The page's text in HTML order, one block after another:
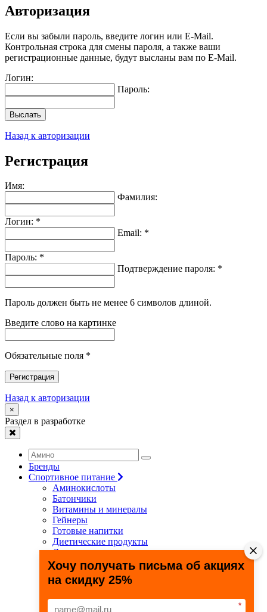
Авторизация
Если вы забыли пароль, введите логин или E-Mail.
Контрольная строка для смены пароля, а также ваши
регистрационные данные, будут высланы вам по E-Mail.
Логин:
Пароль:
Выслать
Назад к авторизации
Регистрация
Имя:
Фамилия:
Логин: *
Email: *
Пароль: *
Подтверждение пароля: *
Пароль должен быть не менее 6 символов длиной.
Введите слово на картинке
Обязательные поля *
Регистрация
Назад к авторизации
×
Раздел в разработке
Бренды
Спортивное питание
Аминокислоты
Батончики
Витамины и минералы
Гейнеры
Готовые напитки
Диетические продукты
Для связок и суставов
Жиросжигатели
Здоровье и долголетие
Креатин
Специальные препараты
Хочу получать письма об акциях
на скидку 25%
*